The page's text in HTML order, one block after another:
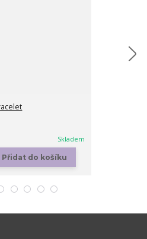
Skladem
Přidat do košíku